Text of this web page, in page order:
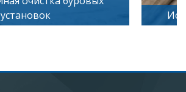
Искусственное старение дерева